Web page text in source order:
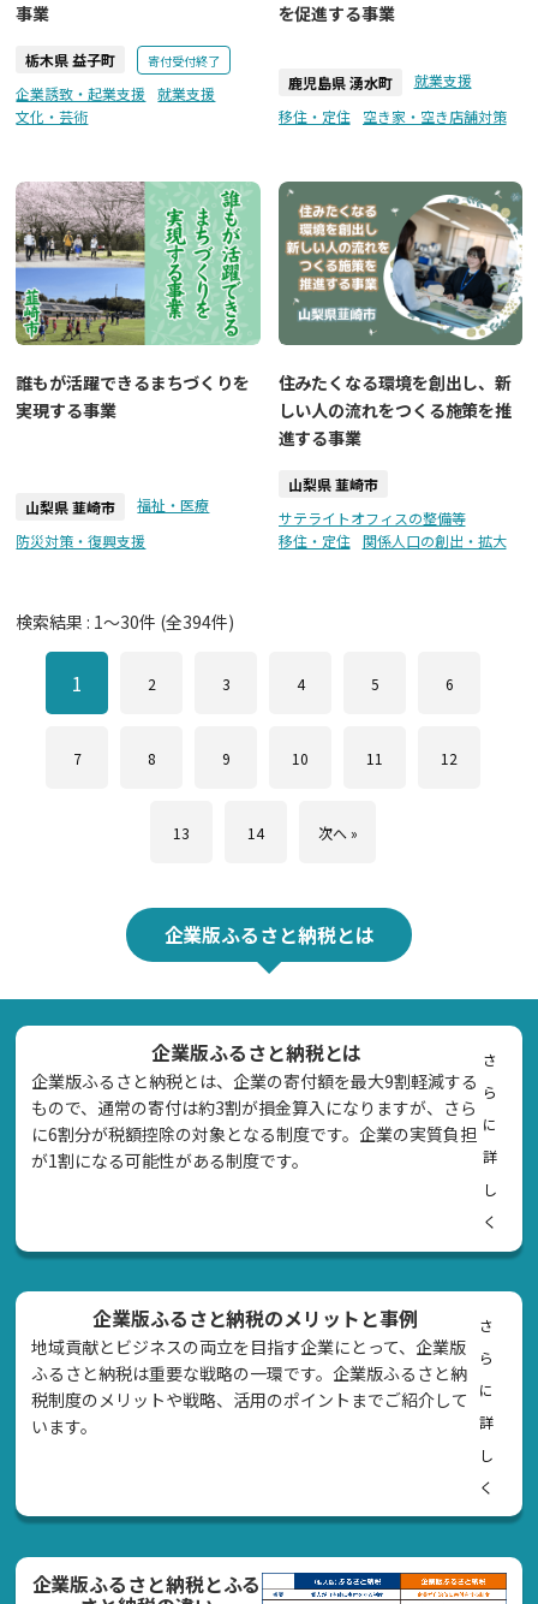
事業
栃木県 益子町 寄付受付終了
企業誘致・起業支援
就業支援
文化・芸術
を促進する事業
鹿児島県 湧水町
就業支援
移住・定住
空き家・空き店舗対策
誰もが活躍できるまちづくりを
実現する事業
山梨県 韮崎市
福祉・医療
防災対策・復興支援
住みたくなる環境を創出し、新
しい人の流れをつくる施策を推
進する事業
山梨県 韮崎市
サテライトオフィスの整備等
移住・定住
関係人口の創出・拡大
検索結果 : 1～30件 (全394件)
1 2 3 4 5 6
7 8 9 10 11 12
13 14 次へ »
企業版ふるさと納税とは
企業版ふるさと納税とは
企業版ふるさと納税とは、企業の寄付額を最大9割軽減する
もので、通常の寄付は約3割が損金算入になりますが、さら
に6割分が税額控除の対象となる制度です。企業の実質負担
が1割になる可能性がある制度です。
さ
ら
に
詳
し
く
企業版ふるさと納税のメリットと事例
地域貢献とビジネスの両立を目指す企業にとって、企業版
ふるさと納税は重要な戦略の一環です。企業版ふるさと納
税制度のメリットや戦略、活用のポイントまでご紹介して
います。
さ
ら
に
詳
し
く
企業版ふるさと納税とふる